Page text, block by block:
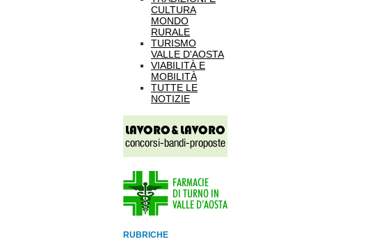
CULTURA
MONDO
RURALE
TURISMO
VALLE D'AOSTA
VIABILITÀ E
MOBILITÀ
TUTTE LE
NOTIZIE
RUBRICHE